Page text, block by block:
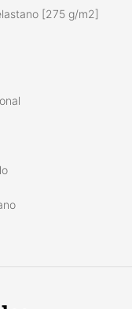
[275 g/m2]